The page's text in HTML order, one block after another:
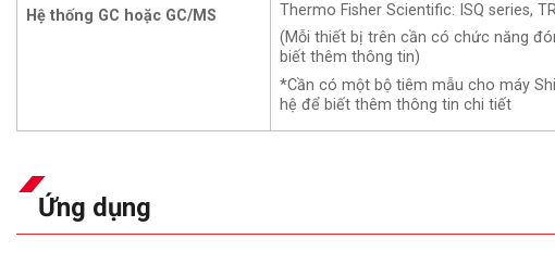
Hệ thống GC hoặc GC/MS
Thermo Fisher Scientific: ISQ series,
(Mỗi thiết bị trên cần có chức năng
biết thêm thông tin)
*Cần có một bộ tiêm mẫu cho máy
hệ để biết thêm thông tin chi tiết
Ứng dụng